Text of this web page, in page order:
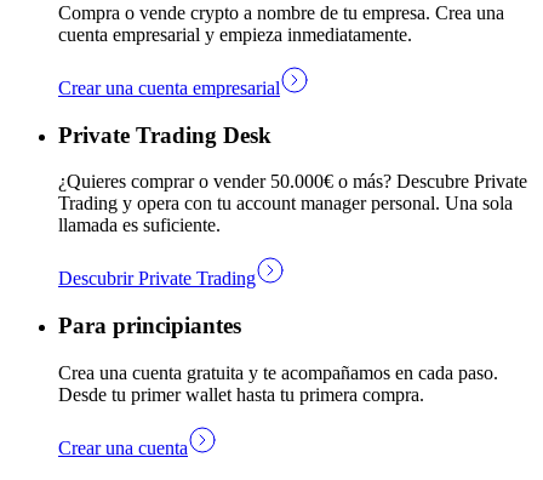
Compra o vende crypto a nombre de tu empresa. Crea una
cuenta empresarial y empieza inmediatamente.
Crear una cuenta empresarial
Private Trading Desk
¿Quieres comprar o vender 50.000€ o más? Descubre Private
Trading y opera con tu account manager personal. Una sola
llamada es suficiente.
Descubrir Private Trading
Para principiantes
Crea una cuenta gratuita y te acompañamos en cada paso.
Desde tu primer wallet hasta tu primera compra.
Crear una cuenta